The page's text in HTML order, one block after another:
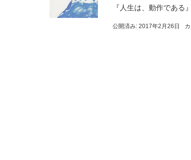
『人生は、動作であ
公開済み: 2017年2月26日